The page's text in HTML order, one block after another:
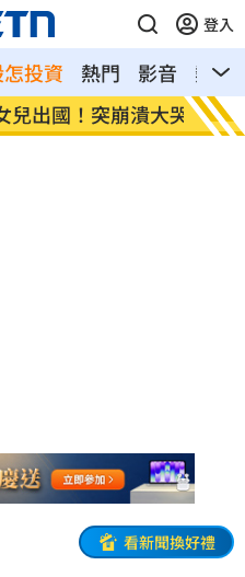
登入
投資 熱門 影音
熱搜
！突崩潰大哭 王凱
看新聞換好禮